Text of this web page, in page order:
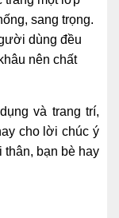
sang trọng.
dùng đều
nên chất
và trang trí,
cho lời chúc ý
bạn bè hay